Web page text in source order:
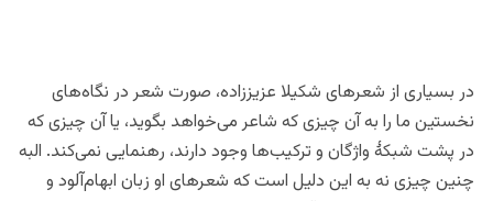
در بسیاری از شعرهای شکیلا عزیززاده، صورت شعر در نگاه‌های
نخستین ما را به آن چیزی که شاعر می‌‌خواهد بگوید، یا آن چیزی که
در پشت شبکۀ واژگان و ترکیب‌ها وجود دارند، رهنمایی نمی‌کند. البه
چنین چیزی نه به این دلیل است که شعرهای او زبان ابهام‌آلود و